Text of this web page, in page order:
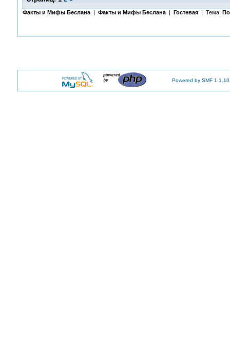
Факты и Мифы Беслана| Факты и Мифы Беслана| Гостевая | Тема:
Powered by SMF 1.1.10